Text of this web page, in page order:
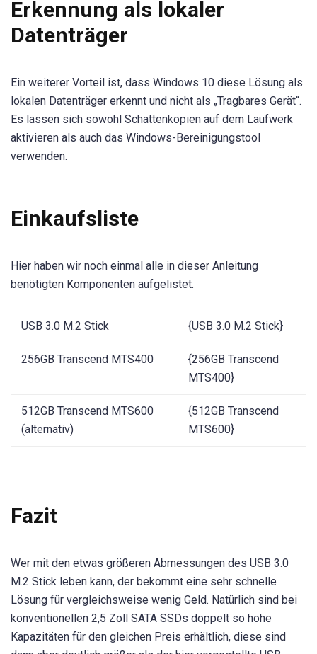
Erkennung als lokaler
Datenträger
Ein weiterer Vorteil ist, dass Windows 10 diese Lösung als
lokalen Datenträger erkennt und nicht als „Tragbares Gerät“.
Es lassen sich sowohl Schattenkopien auf dem Laufwerk
aktivieren als auch das Windows-Bereinigungstool
verwenden.
Einkaufsliste
Hier haben wir noch einmal alle in dieser Anleitung
benötigten Komponenten aufgelistet.
USB 3.0 M.2 Stick {USB 3.0 M.2 Stick}
256GB Transcend MTS400
{256GB Transcend
MTS400}
512GB Transcend MTS600
(alternativ)
{512GB Transcend
MTS600}
Fazit
Wer mit den etwas größeren Abmessungen des USB 3.0
M.2 Stick leben kann, der bekommt eine sehr schnelle
Lösung für vergleichsweise wenig Geld. Natürlich sind bei
konventionellen 2,5 Zoll SATA SSDs doppelt so hohe
Kapazitäten für den gleichen Preis erhältlich, diese sind